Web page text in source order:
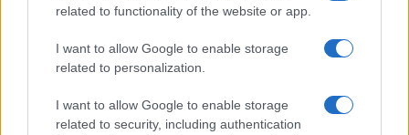
related to functionality of the website or app.
I want to allow Google to enable storage
related to personalization.
I want to allow Google to enable storage
related to security, including authentication